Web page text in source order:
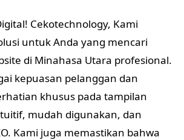
Cekotechnology, Kami
untuk Anda yang mencari
di Minahasa Utara profesional.
kepuasan pelanggan dan
khusus pada tampilan
mudah digunakan, dan
Kami juga memastikan bahwa